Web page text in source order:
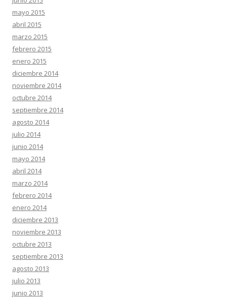
mayo 2015
abril 2015
marzo 2015
febrero 2015
enero 2015
diciembre 2014
noviembre 2014
octubre 2014
septiembre 2014
agosto 2014
julio 2014
junio 2014
mayo 2014
abril 2014
marzo 2014
febrero 2014
enero 2014
diciembre 2013
noviembre 2013
octubre 2013
septiembre 2013
agosto 2013
julio 2013
junio 2013